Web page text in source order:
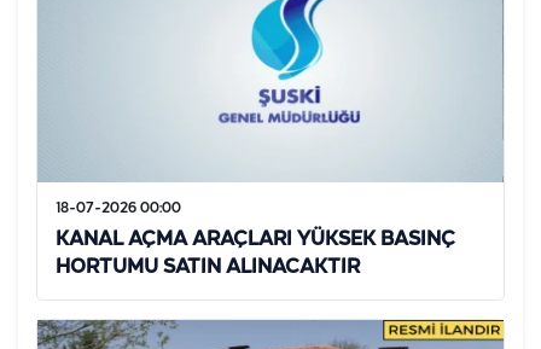
18-07-2026 00:00
KANAL AÇMA ARAÇLARI YÜKSEK BASINÇ
HORTUMU SATIN ALINACAKTIR